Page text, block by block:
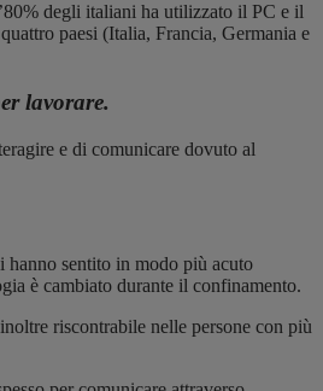
degli italiani ha utilizzato il PC e il
paesi (Italia, Francia, Germania e
lavorare.
e di comunicare dovuto al
hanno sentito in modo più acuto
è cambiato durante il confinamento.
riscontrabile nelle persone con più